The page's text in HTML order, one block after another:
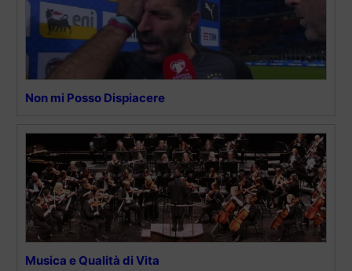
Non mi Posso Dispiacere
Musica e Qualità di Vita